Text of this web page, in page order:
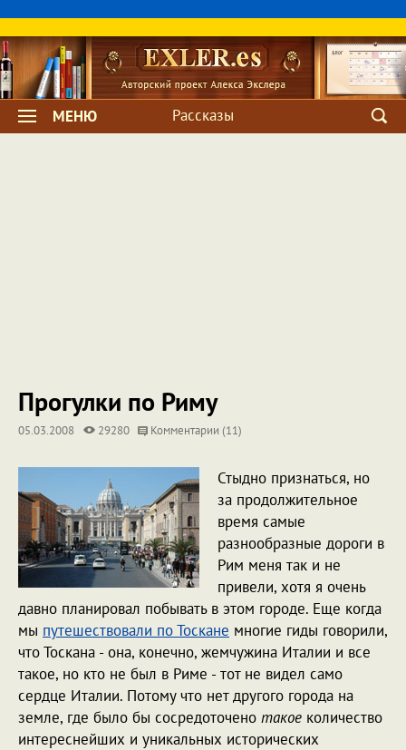
МЕНЮ Рассказы
Прогулки по Риму
05.03.2008 29280 Комментарии (11)
Стыдно признаться, но
за продолжительное
время самые
разнообразные дороги в
Рим меня так и не
привели, хотя я очень
давно планировал побывать в этом городе. Еще когда
мы путешествовали по Тоскане многие гиды говорили,
что Тоскана - она, конечно, жемчужина Италии и все
такое, но кто не был в Риме - тот не видел само
сердце Италии. Потому что нет другого города на
земле, где было бы сосредоточено такое количество
интереснейших и уникальных исторических